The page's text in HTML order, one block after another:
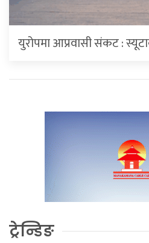
युरोपमा आप्रवासी संकट :
ट्रेन्डिङ